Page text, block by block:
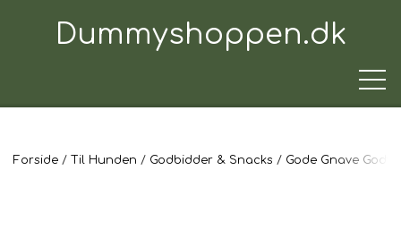
Dummyshoppen.dk
TRÆNINGSUDSTYR
Forside Til Hunden Godbidder & Snacks Gode Gnave